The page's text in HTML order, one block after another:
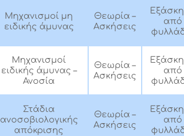
Μηχανισμοί μη
ειδικής άμυνας
Θεωρία –
Ασκήσεις
από
Μηχανισμοί
ειδικής άμυνας –
Ανοσία
Θεωρία –
Ασκήσεις
από
Στάδια
ανοσοβιολογικής
απόκρισης
Θεωρία –
Ασκήσεις
από